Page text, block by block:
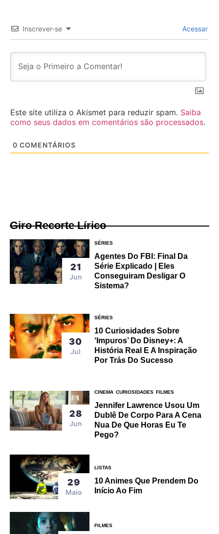
Inscrever-se Acessar
Este site utiliza o Akismet para reduzir spam. Saiba
como seus dados em comentários são processados.
0 COMENTÁRIOS
Giro Recorte Lírico
21
Jun
SÉRIES
Agentes Do FBI: Final Da
Série Explicado | Eles
Conseguiram Desligar O
Sistema?
30
Jul
SÉRIES
10 Curiosidades Sobre
‘Impuros’ Do Disney+: A
História Real E A Inspiração
Por Trás Do Sucesso
28
Jun
CINEMA CURIOSIDADES FILMES
Jennifer Lawrence Usou Um
Dublê De Corpo Para A Cena
Nua De Que Horas Eu Te
Pego?
29
Maio
LISTAS
10 Animes Que Prendem Do
Início Ao Fim
FILMES